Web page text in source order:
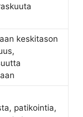
keskitason
patikointia,